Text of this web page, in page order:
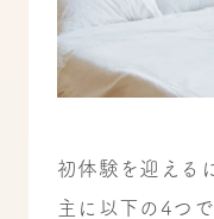
初体験を迎える
主に以下の4つで